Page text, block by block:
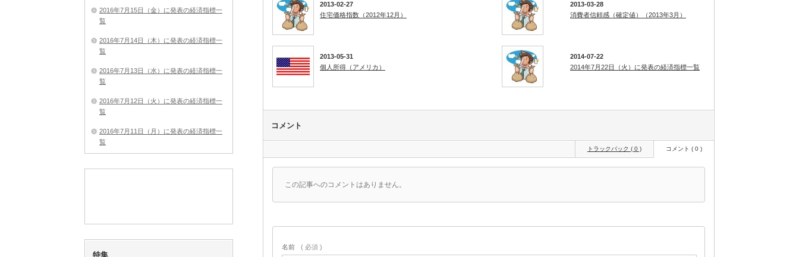
2013-02-27
住宅価格指数（2012年12月）
2013-03-28
消費者信頼感（確定値）（2013年3月）
2013-05-31
個人所得（アメリカ）
2014-07-22
2014年7月22日（火）に発表の経済指標一覧
コメント
トラックバック ( 0 ) コメント ( 0 )
この記事へのコメントはありません。
名前 ( 必須 )
2016年7月15日（金）に発表の経済指標一
覧
2016年7月14日（木）に発表の経済指標一
覧
2016年7月13日（水）に発表の経済指標一
覧
2016年7月12日（火）に発表の経済指標一
覧
2016年7月11日（月）に発表の経済指標一
覧
特集